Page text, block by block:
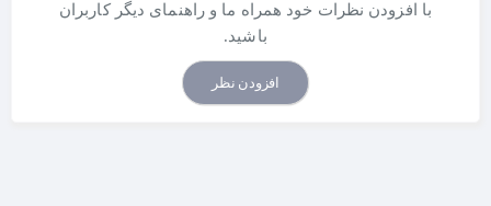
با افزودن نظرات خود همراه ما و راهنمای دیگر کاربران
باشید.
افزودن نظر